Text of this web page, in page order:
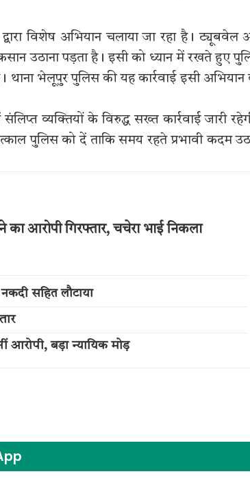
विशेष अभियान चलाया जा रहा है। ट्यूबवेल
उठाना पड़ता है। इसी को ध्यान में रखते हुए
थाना भेलूपुर पुलिस की यह कार्रवाई इसी अभियान
व्यक्तियों के विरुद्ध सख्त कार्रवाई जारी
पुलिस को दें ताकि समय रहते प्रभावी कदम
आरोपी गिरफ्तार, चचेरा भाई निकला
सहित लौटाया
आरोपी, बड़ा न्यायिक मोड़